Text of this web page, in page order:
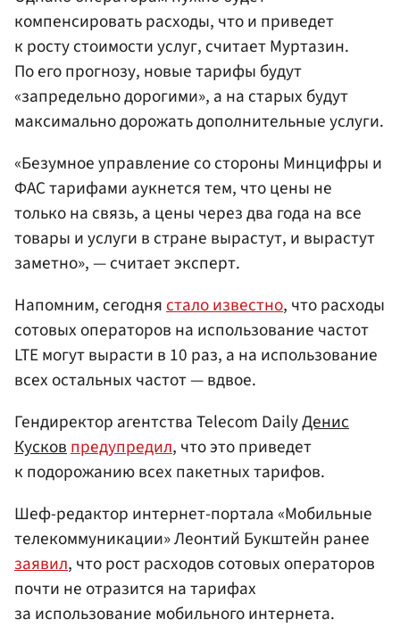
компенсировать расходы, что и приведет
к росту стоимости услуг, считает Муртазин.
По его прогнозу, новые тарифы будут
«запредельно дорогими», а на старых будут
максимально дорожать дополнительные услуги.
«Безумное управление со стороны Минцифры и
ФАС тарифами аукнется тем, что цены не
только на связь, а цены через два года на все
товары и услуги в стране вырастут, и вырастут
заметно», — считает эксперт.
Напомним, сегоднястало известно, что расходы
сотовых операторов на использование частот
LTE могут вырасти в 10 раз, а на использование
всех остальных частот — вдвое.
Гендиректор агентства Telecom DailyДенис
Кусковпредупредил, что это приведет
к подорожанию всех пакетных тарифов.
Шеф-редактор интернет-портала «Мобильные
телекоммуникации» Леонтий Букштейн ранее
заявил, что рост расходов сотовых операторов
почти не отразится на тарифах
за использование мобильного интернета.